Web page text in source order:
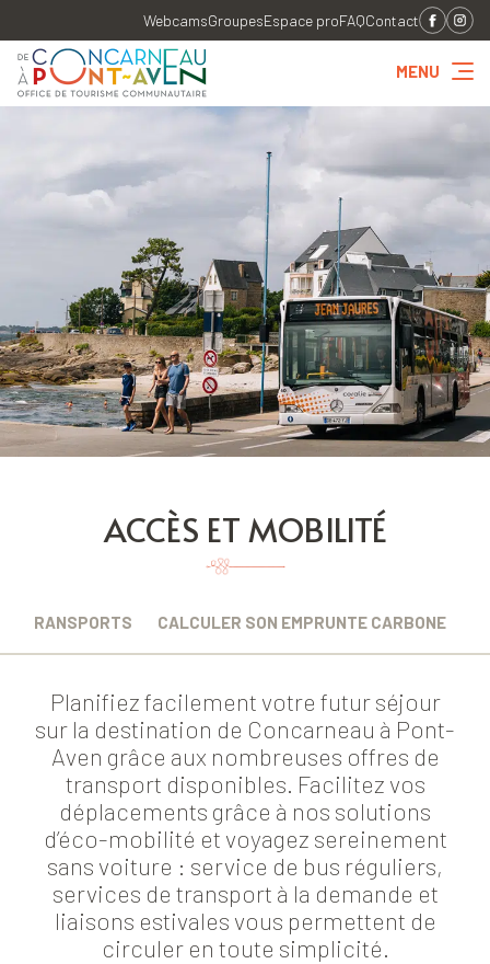
WebcamsGroupesEspace proFAQContact
MENU
ACCÈS ET MOBILITÉ
TRANSPORTS CALCULER SON EMPRUNTE CARBONE
Planifiez facilement votre futur séjour
sur la destination de Concarneau à Pont-
Aven grâce aux nombreuses offres de
transport disponibles. Facilitez vos
déplacements grâce à nos solutions
d’éco-mobilité et voyagez sereinement
sans voiture : service de bus réguliers,
services de transport à la demande et
liaisons estivales vous permettent de
circuler en toute simplicité.